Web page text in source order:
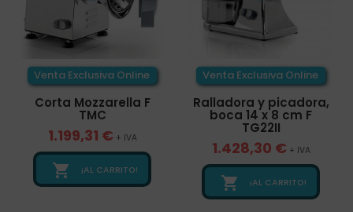
Venta Exclusiva Online
Corta Mozzarella F
TMC
1.199,31 € + IVA
 ¡AL CARRITO!
Venta Exclusiva Online
Ralladora y picadora,
boca 14 x 8 cm F
TG22II
1.428,30 € + IVA
 ¡AL CARRITO!